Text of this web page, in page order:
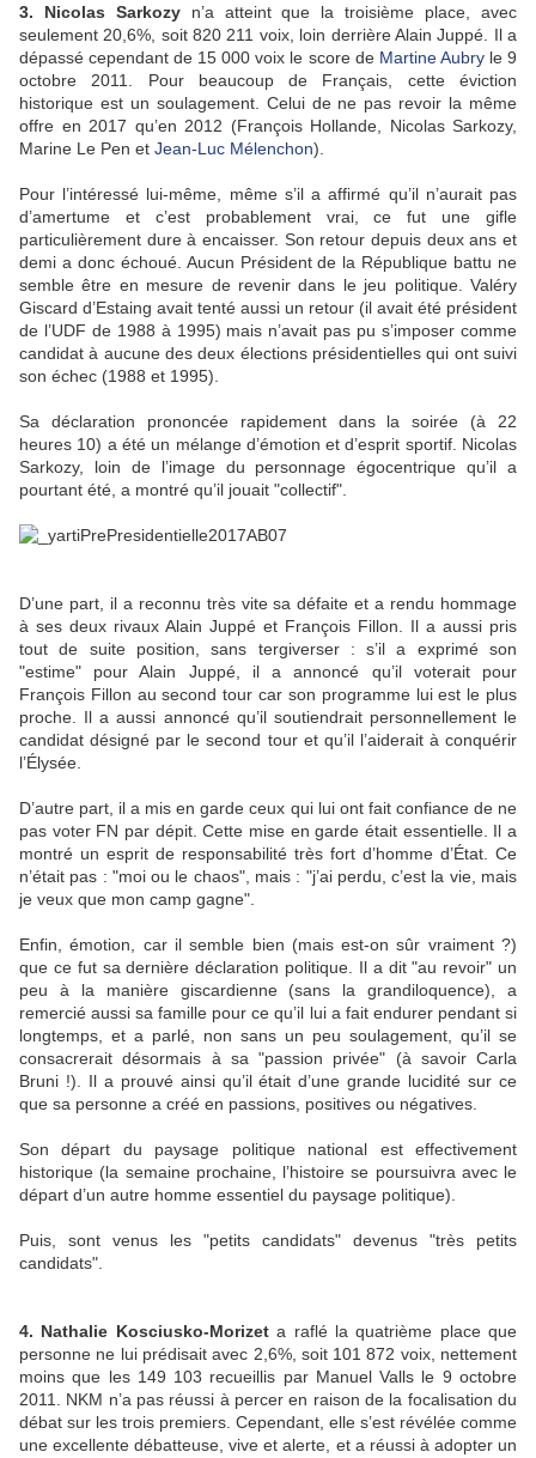
3. Nicolas Sarkozyn’a atteint que la troisième place, avec
seulement 20,6%, soit 820 211 voix, loin derrière Alain Juppé. Il a
dépassé cependant de 15 000 voix le score de Martine Aubryle 9
octobre 2011. Pour beaucoup de Français, cette éviction
historique est un soulagement. Celui de ne pas revoir la même
offre en 2017 qu’en 2012 (François Hollande, Nicolas Sarkozy,
Marine Le Pen et Jean-Luc Mélenchon).
Pour l’intéressé lui-même, même s’il a affirmé qu’il n’aurait pas
d’amertume et c’est probablement vrai, ce fut une gifle
particulièrement dure à encaisser. Son retour depuis deux ans et
demi a donc échoué. Aucun Président de la République battu ne
semble être en mesure de revenir dans le jeu politique. Valéry
Giscard d’Estaing avait tenté aussi un retour (il avait été président
de l’UDF de 1988 à 1995) mais n’avait pas pu s’imposer comme
candidat à aucune des deux élections présidentielles qui ont suivi
son échec (1988 et 1995).
Sa déclaration prononcée rapidement dans la soirée (à 22
heures 10) a été un mélange d’émotion et d’esprit sportif. Nicolas
Sarkozy, loin de l’image du personnage égocentrique qu’il a
pourtant été, a montré qu’il jouait "collectif".
D’une part, il a reconnu très vite sa défaite et a rendu hommage
à ses deux rivaux Alain Juppé et François Fillon. Il a aussi pris
tout de suite position, sans tergiverser : s’il a exprimé son
"estime" pour Alain Juppé, il a annoncé qu’il voterait pour
François Fillon au second tour car son programme lui est le plus
proche. Il a aussi annoncé qu’il soutiendrait personnellement le
candidat désigné par le second tour et qu’il l’aiderait à conquérir
l’Élysée.
D’autre part, il a mis en garde ceux qui lui ont fait confiance de ne
pas voter FN par dépit. Cette mise en garde était essentielle. Il a
montré un esprit de responsabilité très fort d’homme d’État. Ce
n’était pas : "moi ou le chaos", mais : "j’ai perdu, c’est la vie, mais
je veux que mon camp gagne".
Enfin, émotion, car il semble bien (mais est-on sûr vraiment ?)
que ce fut sa dernière déclaration politique. Il a dit "au revoir" un
peu à la manière giscardienne (sans la grandiloquence), a
remercié aussi sa famille pour ce qu’il lui a fait endurer pendant si
longtemps, et a parlé, non sans un peu soulagement, qu’il se
consacrerait désormais à sa "passion privée" (à savoir Carla
Bruni !). Il a prouvé ainsi qu’il était d’une grande lucidité sur ce
que sa personne a créé en passions, positives ou négatives.
Son départ du paysage politique national est effectivement
historique (la semaine prochaine, l’histoire se poursuivra avec le
départ d’un autre homme essentiel du paysage politique).
Puis, sont venus les "petits candidats" devenus "très petits
candidats".
4. Nathalie Kosciusko-Morizeta raflé la quatrième place que
personne ne lui prédisait avec 2,6%, soit 101 872 voix, nettement
moins que les 149 103 recueillis par Manuel Valls le 9 octobre
2011. NKM n’a pas réussi à percer en raison de la focalisation du
débat sur les trois premiers. Cependant, elle s’est révélée comme
une excellente débatteuse, vive et alerte, et a réussi à adopter un